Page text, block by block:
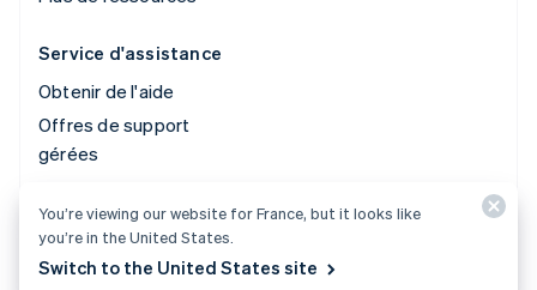
Service d'assistance
Obtenir de l'aide
Offres de support
gérées
© 2026 Stripe, LLC
You’re viewing our website for France, but it looks like
you’re in the United States.
Switch to the United States site